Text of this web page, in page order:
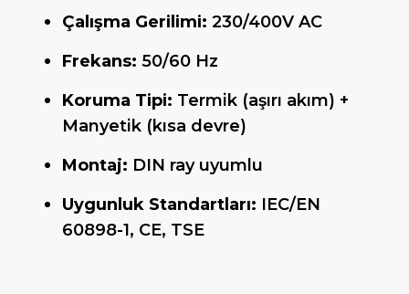
Çalışma Gerilimi: 230/400V AC
Frekans: 50/60 Hz
Koruma Tipi: Termik (aşırı akım) +
Manyetik (kısa devre)
Montaj: DIN ray uyumlu
Uygunluk Standartları: IEC/EN
60898-1, CE, TSE